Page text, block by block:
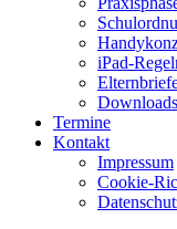
iPad-
Downloads
Termine
Kontakt
Impressum
Cookie-